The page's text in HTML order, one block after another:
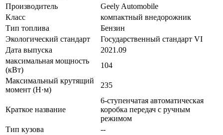
Производитель
Geely Automobile
Класс
компактный внедорожник
Тип топлива
Бензин
Экологический стандарт
Государственный стандарт VI
Дата выпуска
2021.09
максимальная мощность
(кВт)
104
Максимальный крутящий
момент (Н·м)
235
Краткое название
6-ступенчатая автоматическая
коробка передач с ручным
режимом
Тип кузова
--